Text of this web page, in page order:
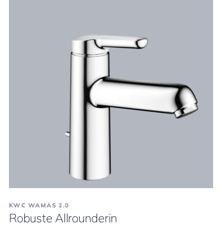
KWC WAMAS 2.0
Robuste Allrounderin